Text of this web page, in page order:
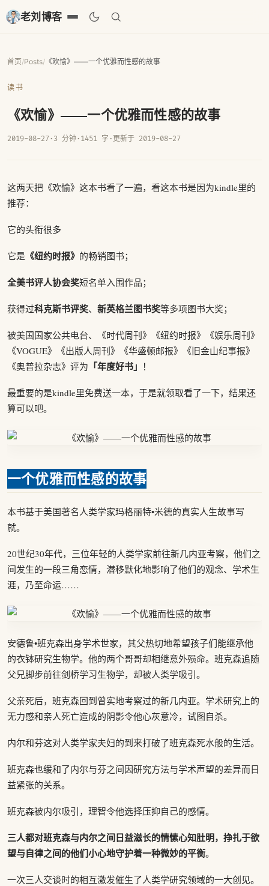
老刘博客
首页/Posts/ 《欢愉》——一个优雅而性感的故事
读书
《欢愉》——一个优雅而性感的故事
2019-08-27· 3 分钟· 1451 字 · 更新于 2019-08-27
这两天把《欢愉》这本书看了一遍，看这本书是因为kindle里的
推荐：
它的头衔很多
它是 《纽约时报》 的畅销图书；
全美书评人协会奖短名单入围作品；
获得过科克斯书评奖、 新英格兰图书奖等多项图书大奖；
被美国国家公共电台、《时代周刊》《纽约时报》《娱乐周刊》
《VOGUE》《出版人周刊》《华盛顿邮报》《旧金山纪事报》
《奥普拉杂志》评为 「年度好书」 ！
最重要的是kindle里免费送一本，于是就领取看了一下，结果还
算可以吧。
一个优雅而性感的故事
本书基于美国著名人类学家玛格丽特•米德的真实人生故事写
就。
20世纪30年代，三位年轻的人类学家前往新几内亚考察，他们之
间发生的一段三角恋情，潜移默化地影响了他们的观念、学术生
涯，乃至命运……
安德鲁•班克森出身学术世家，其父热切地希望孩子们能继承他
的衣钵研究生物学。他的两个哥哥却相继意外殒命。班克森追随
父兄脚步前往剑桥学习生物学，却被人类学吸引。
父亲死后，班克森回到曾实地考察过的新几内亚。学术研究上的
无力感和亲人死亡造成的阴影令他心灰意冷，试图自杀。
内尔和芬这对人类学家夫妇的到来打破了班克森死水般的生活。
班克森也缓和了内尔与芬之间因研究方法与学术声望的差异而日
益紧张的关系。
班克森被内尔吸引，理智令他选择压抑自己的感情。
三人都对班克森与内尔之间日益滋长的情愫心知肚明，挣扎于欲
望与自律之间的他们小心地守护着一种微妙的平衡。
一次三人交谈时的相互激发催生了人类学研究领域的一大创见。